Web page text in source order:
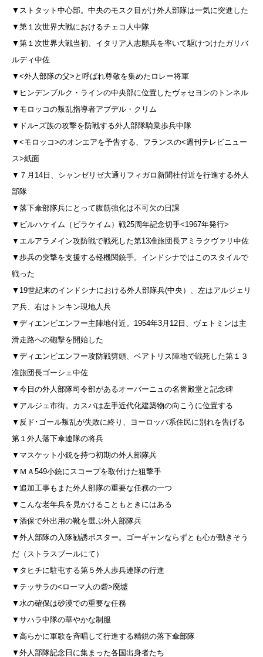
▼ストタット中心部。中央のモスク目がけ外人部隊は一気に突進した
▼第１次世界大戦におけるチェコ人中隊
▼第１次世界大戦当初、イタリア人志願兵を率いて駆けつけたガリバ
ルディ中佐
▼<外人部隊の父>と呼ばれ尊敬を集めたロレー将軍
▼ヒンデンブルク・ラインの中央部に位置したヴォセヨンのトンネル
▼モロッコの叛乱指導者アブデル・クリム
▼ドルｰズ族の攻撃を防戦する外人部隊騎乗歩兵中隊
▼<モロッコ>のオンエアを予告する、フランスの<週刊テレビニュー
ス>紙面
▼７月14日、シャンゼリゼ大通りフィガロ新聞社付近を行進する外人
部隊
▼落下傘部隊兵にとって腹筋強化は不可欠の日課
▼ビルハケイム（ビラケイム）戦25周年記念切手<1967年発行>
▼エルアラメイン攻防戦で戦死した第13准旅団長アミラクヴァリ中佐
▼歩兵の突撃を支援する軽機関銃手。インドシナではこのスタイルで
戦った
▼19世紀末のインドシナにおける外人部隊兵(中央）、左はアルジェリ
ア兵、右はトンキン現地人兵
▼ディエンビエンフー主陣地付近。1954年3月12日、ヴェトミンは主
滑走路への砲撃を開始した
▼ディエンビエンフー攻防戦劈頭、ベアトリス陣地で戦死した第１３
准旅団長ゴーシェ中佐
▼今日の外人部隊司令部があるオーバーニュの名誉殿堂と記念碑
▼アルジェ市街。カスバは左手近代化建築物の向こうに位置する
▼反ド･ゴール叛乱が失敗に終り、ヨーロッパ系住民に別れを告げる
第１外人落下傘連隊の将兵
▼マスケット小銃を持つ初期の外人部隊兵
▼ＭＡ549小銃にスコープを取付けた狙撃手
▼追加工事もまた外人部隊の重要な任務の一つ
▼こんな老年兵を見かけることもときにはある
▼酒保で外出用の靴を選ぶ外人部隊兵
▼外人部隊の入隊勧誘ポスター。ゴーギャンならずとも心が動きそう
だ（ストラスブールにて）
▼タヒチに駐屯する第５外人歩兵連隊の行進
▼テッサラの<ローマ人の砦>廃墟
▼水の確保は砂漠での重要な任務
▼サハラ中隊の華やかな制服
▼高らかに軍歌を斉唱して行進する精鋭の落下傘部隊
▼外人部隊記念日に集まった各国出身者たち